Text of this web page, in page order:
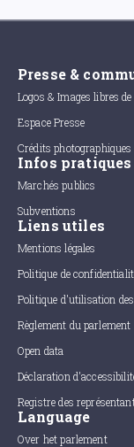
Presse &
Logos & Images libres
Espace Presse
Crédits photographiques
Infos pratiques
Marchés publics
Subventions
Liens utiles
Mentions légales
Politique de
Politique d'utilisation
Règlement du parlement
Open data
Déclaration
Registre des
Language
Over het parlement